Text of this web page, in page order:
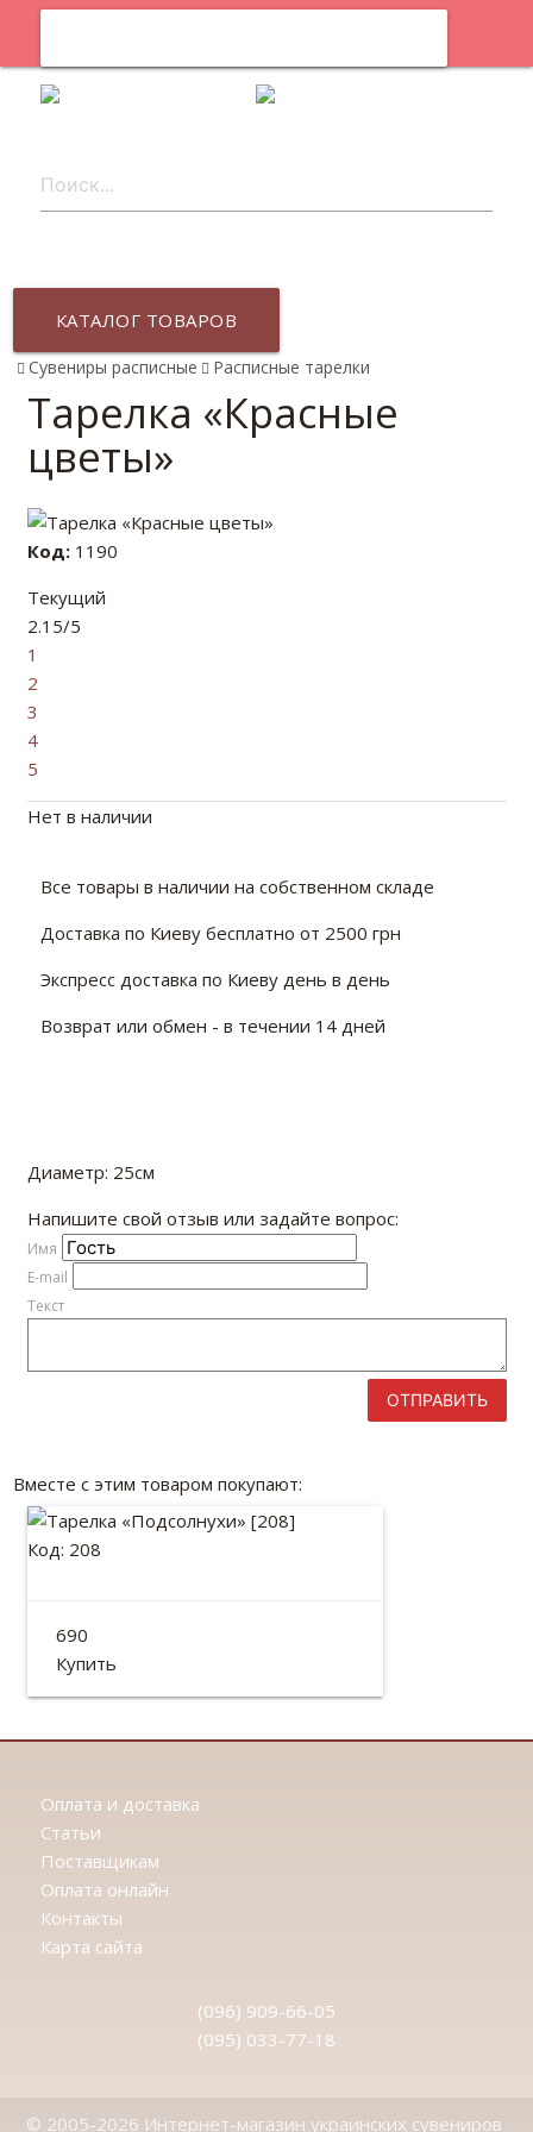
КАТАЛОГ ТОВАРОВ
Сувениры расписные Расписные тарелки
Тарелка «Красные
цветы»
Код:1190
Текущий
2.15/5
1
2
3
4
5
Нет в наличии
Все товары в наличии на собственном складе
Доставка по Киеву бесплатно от 2500 грн
Экспресс доставка по Киеву день в день
Возврат или обмен - в течении 14 дней
Диаметр: 25см
Напишите свой отзыв или задайте вопрос:
Имя
E-mail
Текст
ОТПРАВИТЬ
Вместе с этим товаром покупают:
Код: 208
Диаметр: 25см
690
Купить
Оплата и доставка
Статьи
Поставщикам
Оплата онлайн
Контакты
Карта сайта
(096) 909-66-05
(095) 033-77-18
© 2005-2026 Интернет-магазин украинских сувениров